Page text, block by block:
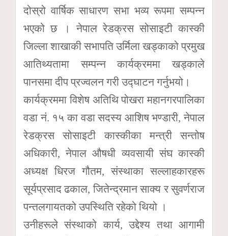
दोस्रो वार्षिक साधारण सभा भव्य रूपमा सम्पन्न
भएको छ । नेपाल रेडक्रस सोसाइटी कास्की
जिल्ला शाखाकी सभापति उर्मिला खड्काको प्रमुख
आतिथ्यतामा सम्पन्न कार्यक्रममा खड्काले
पानसमा दीप प्रज्वलन गरी उद्घाटन गर्नुभयो।
कार्यक्रममा विशेष अतिथि पोखरा महानगरपालिका
वडा नं. १५ का वडा सदस्य आशिष भण्डारी, नेपाल
रेडक्रस सोसाइटी कास्कीका मन्त्री सन्तोष
अधिकारी, नेपाल औषधी व्यवसायी संघ कास्की
अध्यक्ष धिरज गौतम, संस्थाका सल्लाहकारहरू
सूर्यप्रसाद ढकाल, जितेन्द्रमान साक्य र सुवर्णराज
पन्तलगायतको उपस्थिति रहेको थियो ।
उनीहरूले संस्थाको कार्य, उद्देश्य तथा आगामी